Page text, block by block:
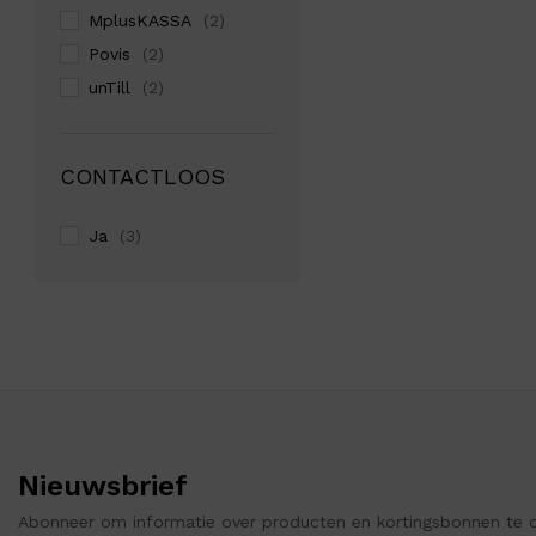
MplusKASSA (2)
Povis (2)
unTill (2)
CONTACTLOOS
Ja (3)
Nieuwsbrief
Abonneer om informatie over producten en kortingsbonnen te